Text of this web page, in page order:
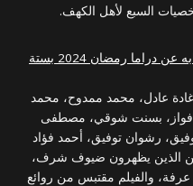
السبع لأهل الكهف.
محمد ممدوح يعوض غيابه عن دراما رمضان 2024 بستة
غادة عادل، محمد ممدوح، محمد
فواز، بسنت شوقي، مصطفى
رشوان توفيق، أحمد فؤاد
الذين يظهرون ضيوف شرف،
والفيلم مقتبس من روائع